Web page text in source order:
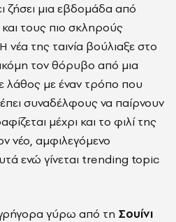
ζήσει μια εβδομάδα από
τους πιο σκληρούς
της ταινία βούλιαξε στο
τον θόρυβο από μια
λάθος με έναν τρόπο που
συναδέλφους να παίρνουν
μέχρι και το φιλί της
νέο, αμφιλεγόμενο
ενώ γίνεται trending topic
γρήγορα γύρω από τη Σουίνι